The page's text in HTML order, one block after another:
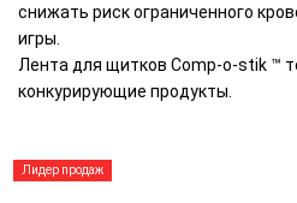
снижать риск ограниченного
игры.
Лента для щитков Comp-o-stik ™
конкурирующие продукты.
Лидер продаж